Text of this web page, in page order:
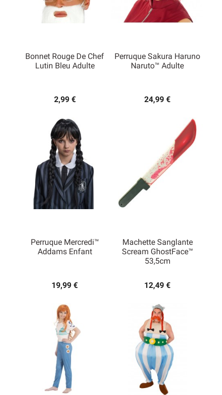
Bonnet Rouge De Chef
Lutin Bleu Adulte
2,99 €
Perruque Sakura Haruno
Naruto™ Adulte
24,99 €
Perruque Mercredi™
Addams Enfant
19,99 €
Machette Sanglante
Scream GhostFace™
53,5cm
12,49 €